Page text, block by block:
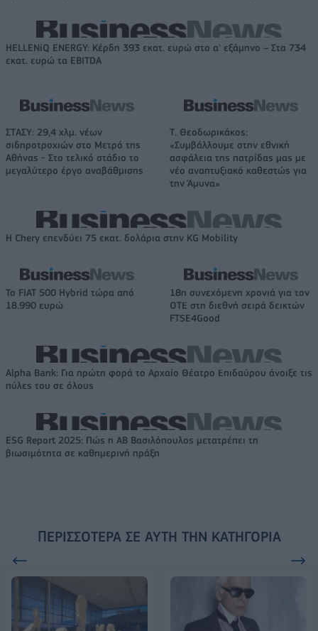
HELLENiQ ENERGY: Κέρδη 393 εκατ. ευρώ στο α' εξάμηνο – Στα 734
εκατ. ευρώ τα EBITDA
ΣΤΑΣΥ: 29,4 χλμ. νέων
σιδηροτροχιών στο Μετρό της
Αθήνας - Στο τελικό στάδιο το
μεγαλύτερο έργο αναβάθμισης
Τ. Θεοδωρικάκος:
«Συμβάλλουμε στην εθνική
ασφάλεια της πατρίδας μας με
νέο αναπτυξιακό καθεστώς για
την Άμυνα»
Η Chery επενδύει 75 εκατ. δολάρια στην KG Mobility
Το FIAT 500 Hybrid τώρα από
18.990 ευρώ
18η συνεχόμενη χρονιά για τον
ΟΤΕ στη διεθνή σειρά δεικτών
FTSE4Good
Alpha Bank: Για πρώτη φορά το Αρχαίο Θέατρο Επιδαύρου άνοιξε τις
πύλες του σε όλους
ESG Report 2025: Πώς η ΑΒ Βασιλόπουλος μετατρέπει τη
βιωσιμότητα σε καθημερινή πράξη
ΠΕΡΙΣΣΌΤΕΡΑ ΣΕ ΑΥΤΉ ΤΗΝ ΚΑΤΗΓΟΡΊΑ